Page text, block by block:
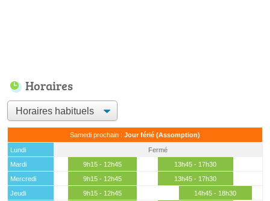
Horaires
Samedi prochain : Jour férié (Assomption)
Lundi
Fermé
Mardi
9h15 - 12h45
13h45 - 17h30
Mercredi
9h15 - 12h45
13h45 - 17h30
Jeudi
9h15 - 12h45
14h45 - 18h30